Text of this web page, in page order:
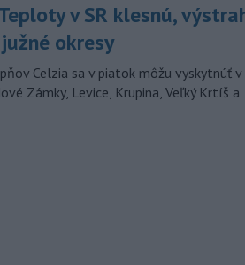
v SR klesnú,
okresy
Celzia sa v piatok môžu vyskytnúť v
Zámky, Levice, Krupina, Veľký Krtíš a